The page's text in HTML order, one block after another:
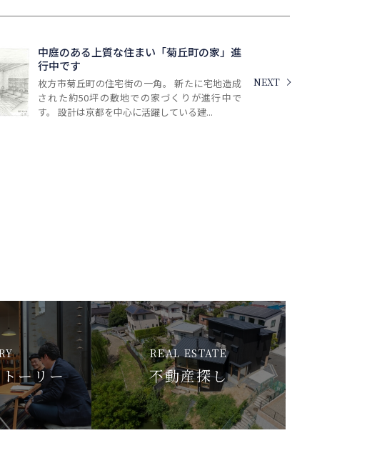
NEXT
中庭のある上質な住まい「菊丘町の家」進
行中です
枚方市菊丘町の住宅街の一角。 新たに宅地造成
された約50坪の敷地での家づくりが進行中で
す。 設計は京都を中心に活躍している建...
ーリー
REAL ESTATE
不動産探し